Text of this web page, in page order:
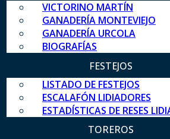
VICTORINO MARTÍN
GANADERÍA MONTEVIEJO
GANADERÍA URCOLA
BIOGRAFÍAS
FESTEJOS
LISTADO DE FESTEJOS
ESCALAFÓN LIDIADORES
ESTADÍSTICAS DE RESES
TOREROS